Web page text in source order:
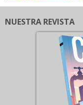
NUESTRA REVISTA